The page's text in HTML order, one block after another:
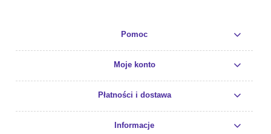
Pomoc
Moje konto
Płatności i dostawa
Informacje